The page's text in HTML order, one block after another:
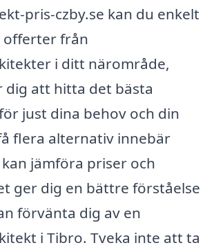
pris-czby.se kan du enkelt
offerter från
i ditt närområde,
dig att hitta det bästa
just dina behov och din
flera alternativ innebär
jämföra priser och
ger dig en bättre förståelse
förvänta dig av en
i Tibro. Tveka inte att ta